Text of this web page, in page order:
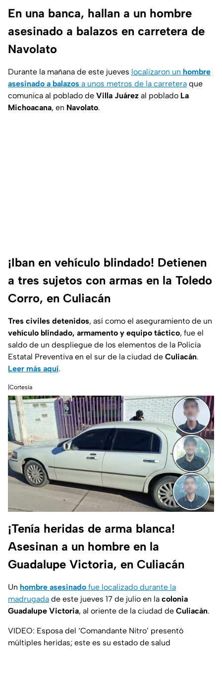
En una banca, hallan a un hombre
asesinado a balazos en carretera de
Navolato
Durante la mañana de este jueves localizaron un hombre
asesinado a balazos a unos metros de la carretera que
comunica al poblado de Villa Juárez al poblado La
Michoacana, en Navolato.
¡Iban en vehículo blindado! Detienen
a tres sujetos con armas en la Toledo
Corro, en Culiacán
Tres civiles detenidos, así como el aseguramiento de un
vehículo blindado, armamento y equipo táctico, fue el
saldo de un despliegue de los elementos de la Policía
Estatal Preventiva en el sur de la ciudad de Culiacán.
Leer más aquí.
|Cortesía
¡Tenía heridas de arma blanca!
Asesinan a un hombre en la
Guadalupe Victoria, en Culiacán
Un hombre asesinado fue localizado durante la
madrugada de este jueves 17 de julio en la colonia
Guadalupe Victoria, al oriente de la ciudad de Culiacán.
VIDEO: Esposa del ‘Comandante Nitro’ presentó
múltiples heridas; este es su estado de salud